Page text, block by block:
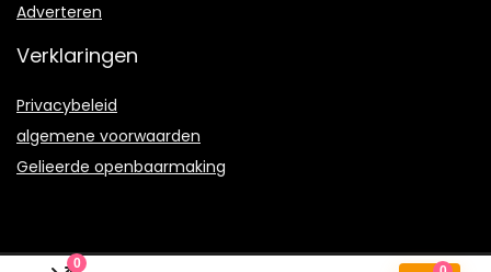
0
Adverteren
Verklaringen
Privacybeleid
algemene voorwaarden
Gelieerde openbaarmaking